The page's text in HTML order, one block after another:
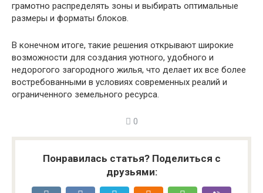
грамотно распределять зоны и выбирать оптимальные
размеры и форматы блоков.
В конечном итоге, такие решения открывают широкие
возможности для создания уютного, удобного и
недорогого загородного жилья, что делает их все более
востребованными в условиях современных реалий и
ограниченного земельного ресурса.
0
Понравилась статья? Поделиться с
друзьями: